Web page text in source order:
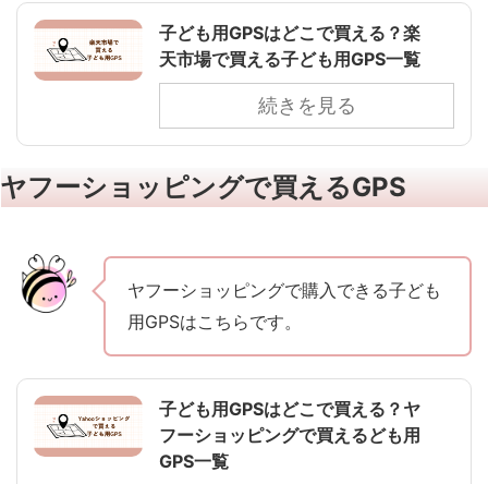
子ども用GPSはどこで買える？楽
天市場で買える子ども用GPS一覧
続きを見る
ヤフーショッピングで買えるGPS
ヤフーショッピングで購入できる子ども
用GPSはこちらです。
子ども用GPSはどこで買える？ヤ
フーショッピングで買えるども用
GPS一覧